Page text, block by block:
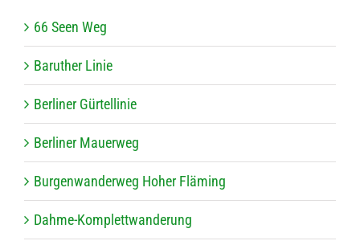
66 Seen Weg
Baru­ther Linie
Ber­li­ner Gürtellinie
Ber­li­ner Mauerweg
Bur­gen­wan­der­weg Hoher Fläming
Dahme-Kom­plett­wan­de­rung